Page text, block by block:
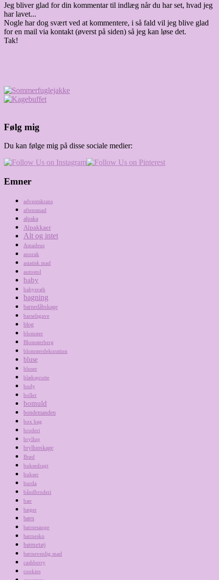
Jeg bliver glad for din kommentar til indlæg når du har set, hvad jeg
har lavet...
Nogle har dog svært ved at kommentere, i så fald vil jeg blive glad
for en mail via kontakt (øverst på siden) så jeg kan løse det.
Tak!
Følg mig
Du kan følge mig på disse sociale medier:
Emner
adventskrans
aftensmad
alpaka
Alpakkaer
Alt og intet
Amadeus
anorak
asiatisk mad
autostol
baby
babysvøb
bagning
barnedåbskage
barselsgave
blog
blomster
Blomsterberg
blomsterdekoration
bluse
bluser
blæksprutte
body
boller
bomuld
bondemanden
box bag
broderi
bryllup
bryllupskage
Brød
buksedragt
bukser
burda
båndbroderi
bær
bøger
børn
børnesange
børnesko
børnetøj
børnevenlig mad
cashberry
cookies